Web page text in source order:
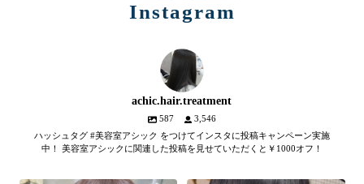
Instagram
achic.hair.treatment
587
3,546
ハッシュタグ #美容室アシック をつけてインスタに投稿キャンペーン実施
中！ 美容室アシックに関連した投稿を見せていただくと￥1000オフ！